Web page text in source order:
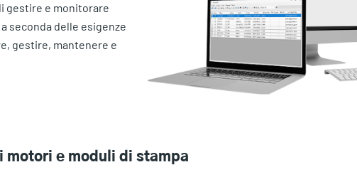
gestire e monitorare
seconda delle esigenze
gestire, mantenere e
motori e moduli di stampa